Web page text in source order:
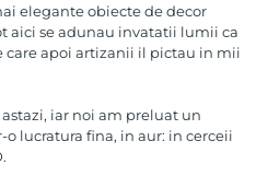
elegante obiecte de decor
aici se adunau invatatii lumii ca
care apoi artizanii il pictau in mii
iar noi am preluat un
lucratura fina, in aur: in cerceii